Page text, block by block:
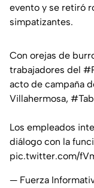
evento y se retiró
simpatizantes.
Con orejas de
trabajadores del
acto de campaña
Villahermosa,
Los empleados
diálogo con la
pic.twitter.com/
— Fuerza